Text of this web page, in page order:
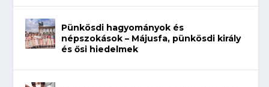
Pünkösdi hagyományok és
népszokások – Májusfa, pünkösdi király
és ősi hiedelmek